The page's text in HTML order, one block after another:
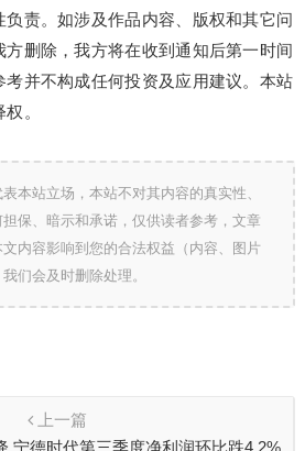
责。如涉及作品内容、版权和其它问
删除，我方将在收到通知后第一时间
并不构成任何投资及应用建议。本站
。
本站立场，本站不对其内容的真实性、
保、暗示和承诺，仅供读者参考，文章
内容影响到您的合法权益（内容、图片
们会及时删除处理。
上一篇